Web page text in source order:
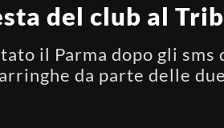
del club al
il Parma dopo gli
da parte delle